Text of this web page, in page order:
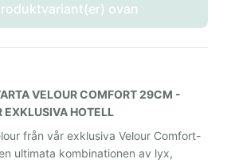
ovan
VELOUR COMFORT 29CM -
EXKLUSIVA HOTELL
från vår exklusiva Velour Comfort-
ultimata kombinationen av lyx,